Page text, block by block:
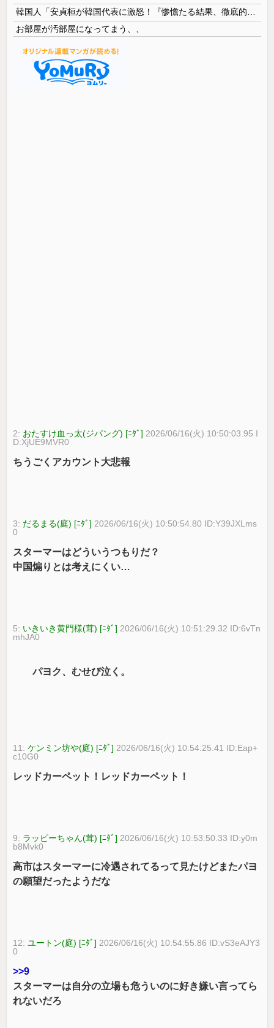
お部屋が汚部屋になってまう、、
2: おたすけ血っ太(ジパング) [ﾆﾀﾞ] 2026/06/16(火) 10:50:03.95 I
D:XjUE9MVR0
ちうごくアカウント大悲報
3: だるまる(庭) [ﾆﾀﾞ] 2026/06/16(火) 10:50:54.80 ID:Y39JXLms
0
スターマーはどういうつもりだ？
中国煽りとは考えにくい…
5: いきいき黄門様(茸) [ﾆﾀﾞ] 2026/06/16(火) 10:51:29.32 ID:6vTn
mhJA0
パヨク、むせび泣く。
11:ケンミン坊や(庭) [ﾆﾀﾞ] 2026/06/16(火) 10:54:25.41 ID:Eap+
c10G0
レッドカーペット！レッドカーペット！
9: ラッピーちゃん(茸) [ﾆﾀﾞ] 2026/06/16(火) 10:53:50.33 ID:y0m
b8Mvk0
高市はスターマーに冷遇されてるって見たけどまたパヨ
の願望だったようだな
12:ユートン(庭) [ﾆﾀﾞ] 2026/06/16(火) 10:54:55.86 ID:vS3eAJY3
0
>>9
スターマーは自分の立場も危ういのに好き嫌い言ってら
れないだろ